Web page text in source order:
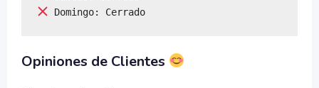
Domingo: Cerrado
Opiniones de Clientes